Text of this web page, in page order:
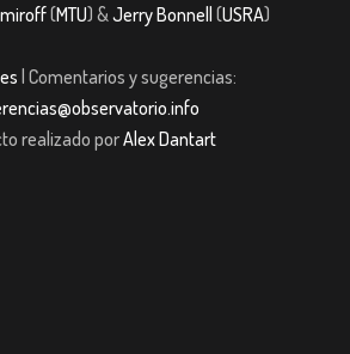
(MTU) &Jerry Bonnell (USRA)
| Comentarios y sugerencias:
realizado porAlex Dantart